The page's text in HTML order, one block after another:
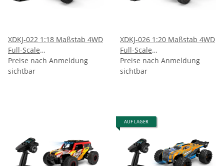
XDKJ-022 1:18 Maßstab 4WD
Full-Scale
Hochgeschwindigkeits-
Offroad-Pickup-Truck
Preise nach Anmeldung
sichtbar
XDKJ-026 1:20 Maßstab 4WD
Full-Scale
Hochgeschwindigkeits-
Wüstentruck
Preise nach Anmeldung
sichtbar
AUF LAGER